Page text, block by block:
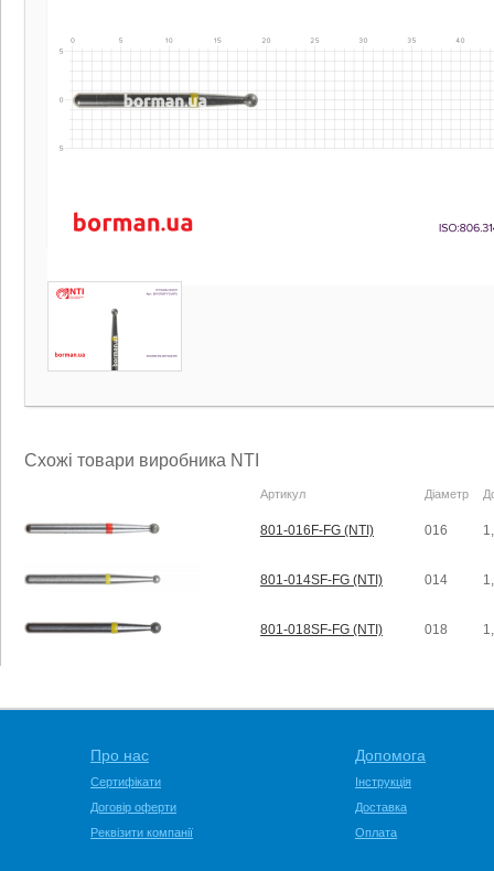
Схожі товари виробника NTI
Артикул Діаметр
801-016F-FG (NTI) 016
801-014SF-FG (NTI) 014
801-018SF-FG (NTI) 018
Про нас
Сертифікати
Договір оферти
Реквізити компанії
Допомога
Інструкція
Доставка
Оплата